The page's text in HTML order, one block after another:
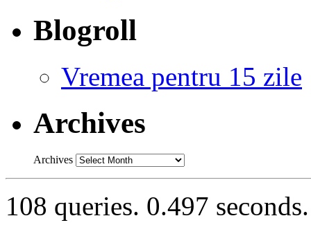
Blogroll
Vremea pentru 15 zile
Archives
Archives
108 queries. 0.497 seconds.